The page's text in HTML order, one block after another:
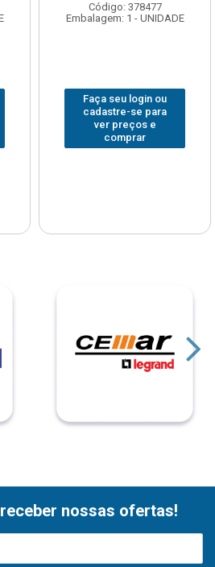
Código: 378477
Embalagem: 1 - UNIDADE
Faça seu login ou
cadastre-se para
ver preços e
comprar
nossas ofertas!